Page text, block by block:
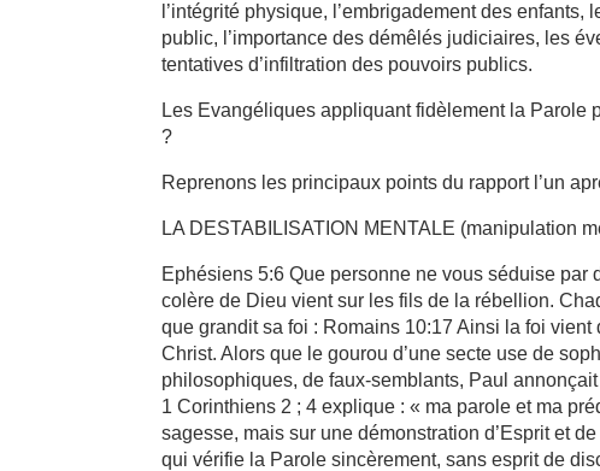
l’intégrité physique, l’embrigadement des
public, l’importance des démêlés judiciaires, les
tentatives d’infiltration des pouvoirs publics.
Les Evangéliques appliquant fidèlement la Parole
?
Reprenons les principaux points du rapport l’un
LA DESTABILISATION MENTALE (manipulation
Ephésiens 5:6 Que personne ne vous séduise par
colère de Dieu vient sur les fils de la rébellion.
que grandit sa foi : Romains 10:17 Ainsi la foi vient
Christ. Alors que le gourou d’une secte use de
philosophiques, de faux-semblants, Paul
1 Corinthiens 2 ; 4 explique : « ma parole et ma
sagesse, mais sur une démonstration d’Esprit et
qui vérifie la Parole sincèrement, sans esprit de